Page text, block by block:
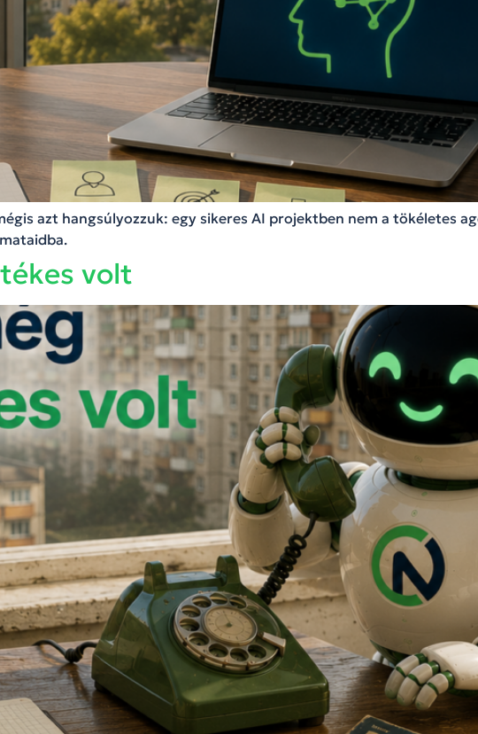
azt hangsúlyozzuk: egy sikeres AI projektben nem a tökéletes
volt